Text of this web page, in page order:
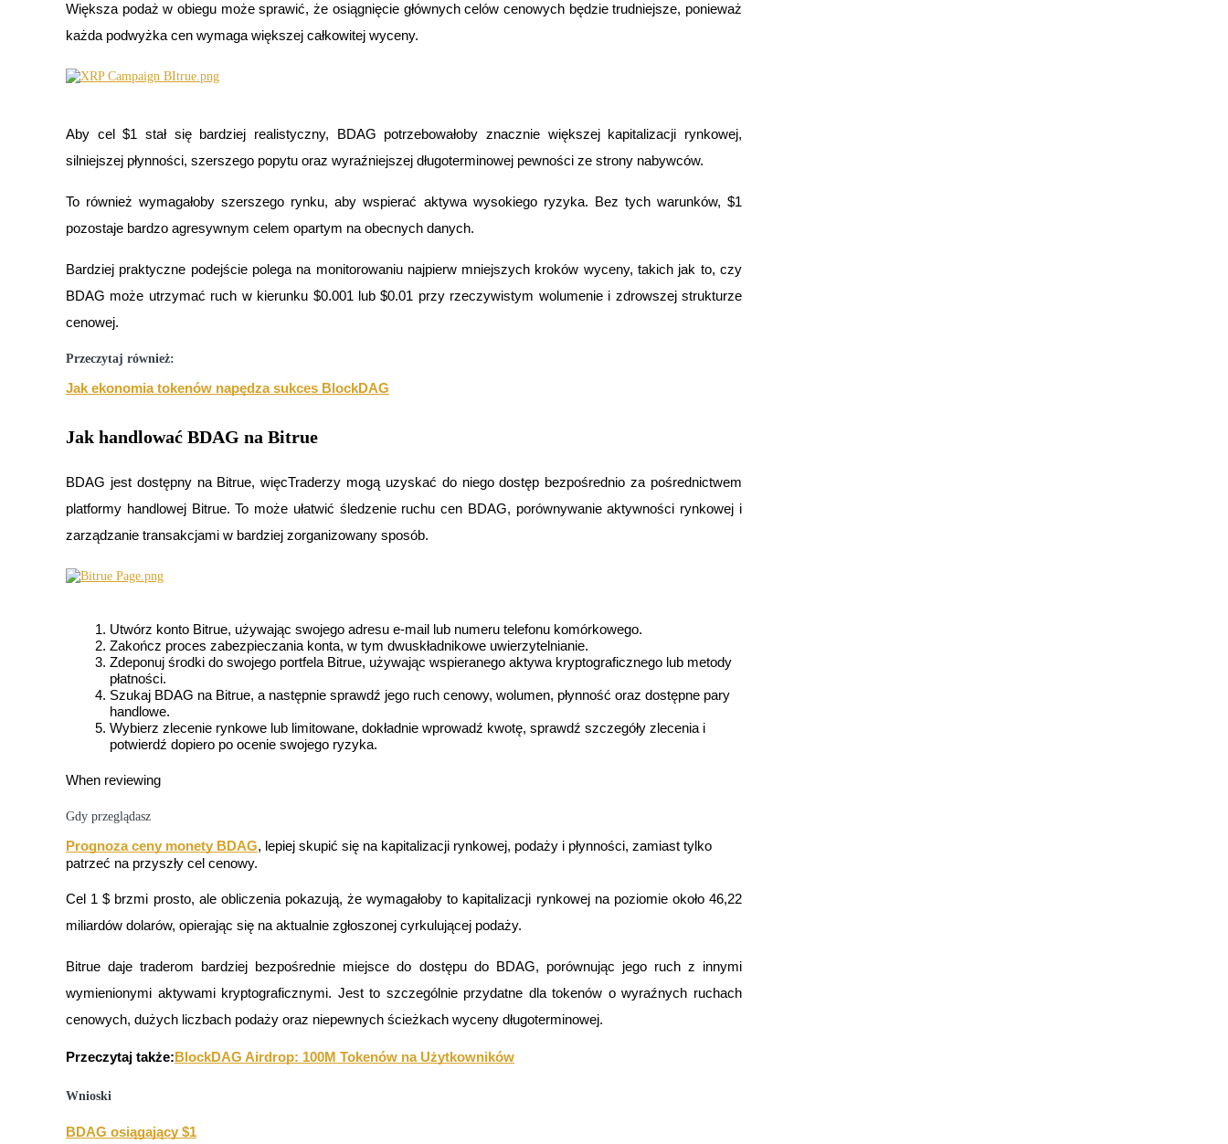
Mocna Świnka
Codziennie zdobywaj konkurencyjne nagrody
Stawianie
Wysokie zyski i natychmiastowy dostęp
Launchpool
Ekskluzywne inwestycje dla posiadaczy BTR
Większa podaż w obiegu może sprawić, że osiągnięcie głównych celów cenowych będzie trudniejsze, ponieważ
każda podwyżka cen wymaga większej całkowitej wyceny.
Aby cel $1 stał się bardziej realistyczny, BDAG potrzebowałoby znacznie większej kapitalizacji rynkowej,
silniejszej płynności, szerszego popytu oraz wyraźniejszej długoterminowej pewności ze strony nabywców.
To również wymagałoby szerszego rynku, aby wspierać aktywa wysokiego ryzyka. Bez tych warunków, $1
pozostaje bardzo agresywnym celem opartym na obecnych danych.
Bardziej praktyczne podejście polega na monitorowaniu najpierw mniejszych kroków wyceny, takich jak to, czy
BDAG może utrzymać ruch w kierunku $0.001 lub $0.01 przy rzeczywistym wolumenie i zdrowszej strukturze
cenowej.
Przeczytaj również:
Jak ekonomia tokenów napędza sukces BlockDAG
Jak handlować BDAG na Bitrue
BDAG jest dostępny na Bitrue, więcTraderzy mogą uzyskać do niego dostęp bezpośrednio za pośrednictwem
platformy handlowej Bitrue. To może ułatwić śledzenie ruchu cen BDAG, porównywanie aktywności rynkowej i
zarządzanie transakcjami w bardziej zorganizowany sposób.
Utwórz konto Bitrue, używając swojego adresu e-mail lub numeru telefonu komórkowego.
Zakończ proces zabezpieczania konta, w tym dwuskładnikowe uwierzytelnianie.
Zdeponuj środki do swojego portfela Bitrue, używając wspieranego aktywa kryptograficznego lub metody
płatności.
Szukaj BDAG na Bitrue, a następnie sprawdź jego ruch cenowy, wolumen, płynność oraz dostępne pary
handlowe.
Wybierz zlecenie rynkowe lub limitowane, dokładnie wprowadź kwotę, sprawdź szczegóły zlecenia i
potwierdź dopiero po ocenie swojego ryzyka.
When reviewing
Gdy przeglądasz
Prognoza ceny monety BDAG, lepiej skupić się na kapitalizacji rynkowej, podaży i płynności, zamiast tylko
patrzeć na przyszły cel cenowy.
Cel 1 $ brzmi prosto, ale obliczenia pokazują, że wymagałoby to kapitalizacji rynkowej na poziomie około 46,22
miliardów dolarów, opierając się na aktualnie zgłoszonej cyrkulującej podaży.
Bitrue daje traderom bardziej bezpośrednie miejsce do dostępu do BDAG, porównując jego ruch z innymi
wymienionymi aktywami kryptograficznymi. Jest to szczególnie przydatne dla tokenów o wyraźnych ruchach
cenowych, dużych liczbach podaży oraz niepewnych ścieżkach wyceny długoterminowej.
Przeczytaj także:BlockDAG Airdrop: 100M Tokenów na Użytkowników
Wnioski
BDAG osiągający $1